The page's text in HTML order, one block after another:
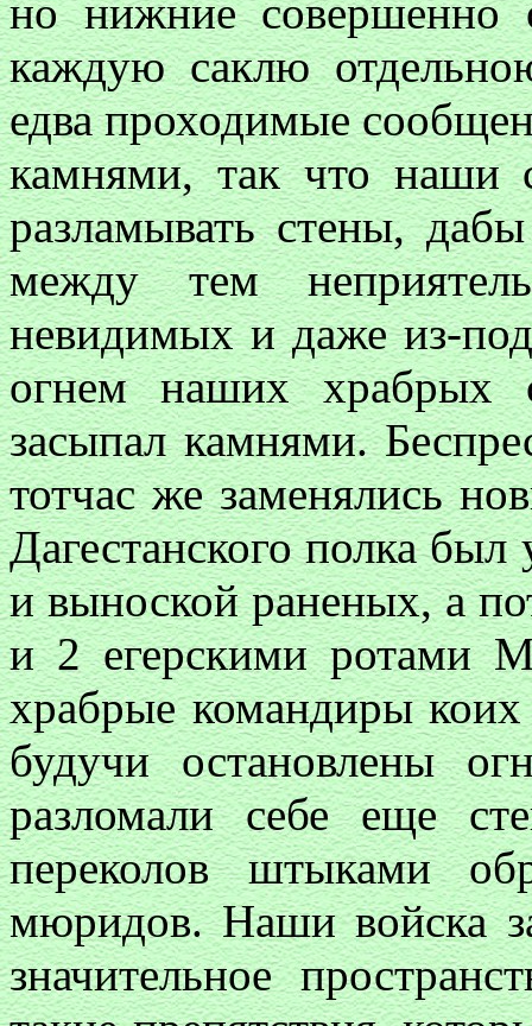
но нижние совершенно
каждую саклю
едва проходимые
камнями, так что наши
разламывать стены,
между тем
невидимых и даже из-
огнем наших храбрых
засыпал камнями.
тотчас же заменялись
Дагестанского полка
и выноской раненых, а
и 2 егерскими ротами
храбрые командиры
будучи остановлены
разломали себе еще
переколов штыками
мюридов. Наши войска
значительное